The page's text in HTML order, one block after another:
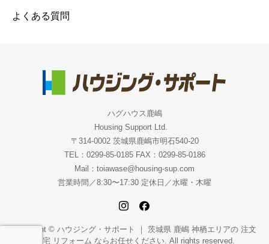
よくある質問
ハグハウス鹿嶋
Housing Support Ltd.
〒314-0002 茨城県鹿嶋市明石540-20
TEL：0299-85-0185 FAX：0299-85-0186
Mail：toiawase@housing-sup.com
営業時間／8:30〜17:30 定休日／水曜・木曜
Copyright © ハウジング・サポート ｜ 茨城県 鹿嶋 神栖エリアの 注文
住宅 リフォーム ならお任せください. All rights reserved.